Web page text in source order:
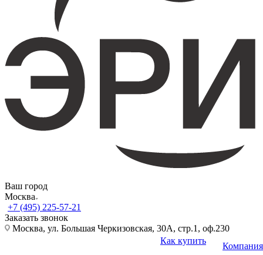
Ваш город
Москва
+7 (495) 225-57-21
Заказать звонок
Москва, ул. Большая Черкизовская, 30А, стр.1, оф.230
Как купить
Компания